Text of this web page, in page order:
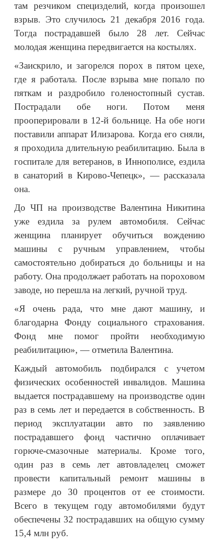
там резчиком специзделий, когда произошел
взрыв. Это случилось 21 декабря 2016 года.
Тогда пострадавшей было 28 лет. Сейчас
молодая женщина передвигается на костылях.
«Заискрило, и загорелся порох в пятом цехе,
где я работала. После взрыва мне попало по
пяткам и раздробило голеностопный сустав.
Пострадали обе ноги. Потом меня
прооперировали в 12-й больнице. На обе ноги
поставили аппарат Илизарова. Когда его сняли,
я проходила длительную реабилитацию. Была в
госпитале для ветеранов, в Иннополисе, ездила
в санаторий в Кирово-Чепецк», — рассказала
она.
До ЧП на производстве Валентина Никитина
уже ездила за рулем автомобиля. Сейчас
женщина планирует обучиться вождению
машины с ручным управлением, чтобы
самостоятельно добираться до больницы и на
работу. Она продолжает работать на пороховом
заводе, но перешла на легкий, ручной труд.
«Я очень рада, что мне дают машину, и
благодарна Фонду социального страхования.
Фонд мне помог пройти необходимую
реабилитацию», — отметила Валентина.
Каждый автомобиль подбирался с учетом
физических особенностей инвалидов. Машина
выдается пострадавшему на производстве один
раз в семь лет и передается в собственность. В
период эксплуатации авто по заявлению
пострадавшего фонд частично оплачивает
горюче-смазочные материалы. Кроме того,
один раз в семь лет автовладелец сможет
провести капитальный ремонт машины в
размере до 30 процентов от ее стоимости.
Всего в текущем году автомобилями будут
обеспечены 32 пострадавших на общую сумму
15,4 млн руб.